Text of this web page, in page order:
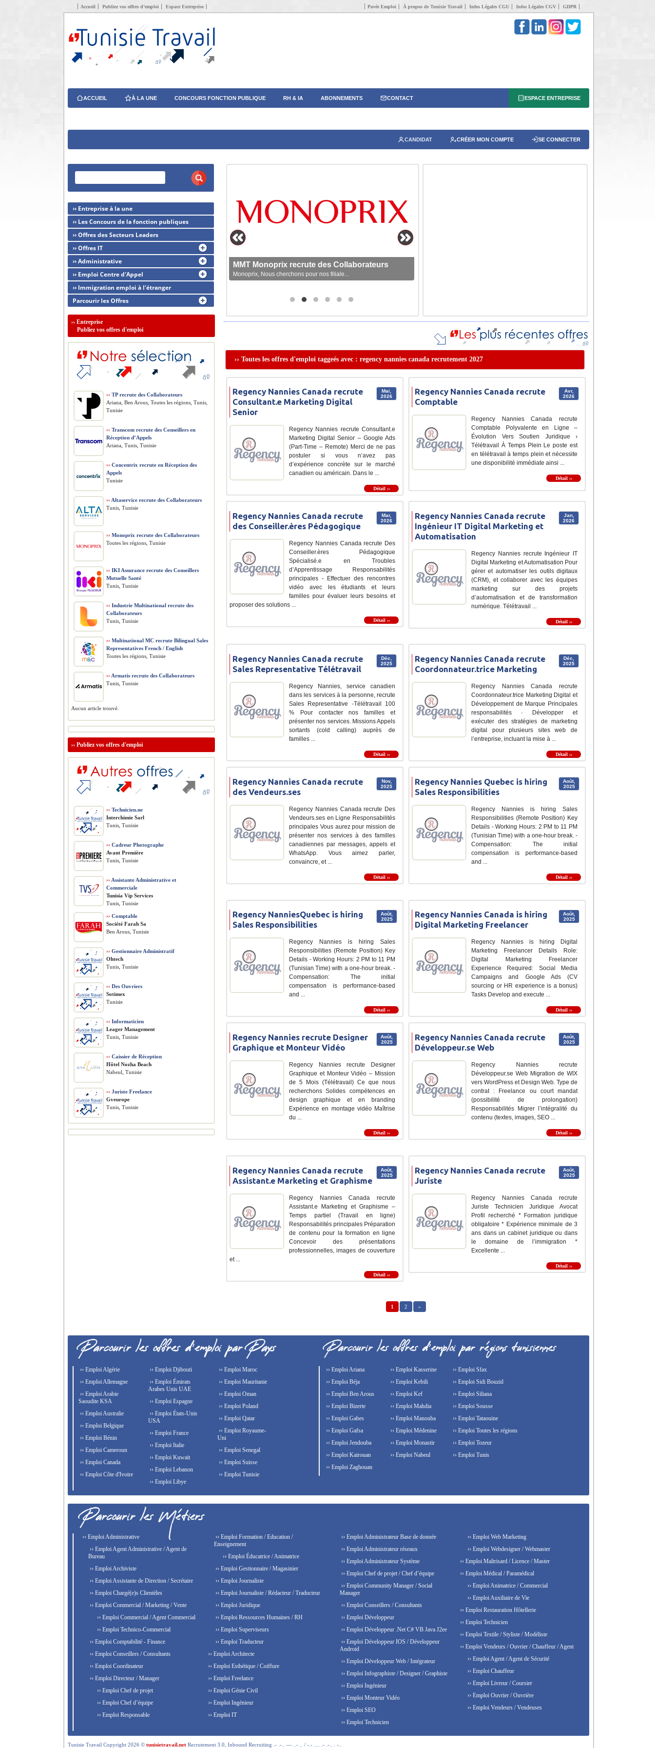
Accueil Publiez vos offres d’emploi Espace Entreprise Pavée Emploi À propos de Tunisie Travail Infos Légales CGU Infos Légales CGV GDPR
ACCUEIL À LA UNE CONCOURS FONCTION PUBLIQUE RH & IA ABONNEMENTS CONTACT ESPACE ENTREPRISE
CANDIDAT CRÉER MON COMPTE SE CONNECTER
MMT Monoprix recrute des Collaborateurs
Monoprix, Nous cherchons pour nos filiale...
›› Toutes les offres d'emploi taggeés avec : regency nannies canada recrutement 2027
Mai,
2026
Regency Nannies Canada recrute
Consultant.e Marketing Digital
Senior
Regency Nannies recrute Consultant.e
Marketing Digital Senior – Google Ads
(Part-Time – Remote) Merci de ne pas
postuler si vous n’avez pas
d’expérience concrète sur le marché
canadien ou américain. Dans le ...
Détail ››
Avr,
2026
Regency Nannies Canada recrute
Comptable
Regency Nannies Canada recrute
Comptable Polyvalente en Ligne –
Évolution Vers Soutien Juridique ›
Télétravail À Temps Plein Le poste est
en télétravail à temps plein et nécessite
une disponibilité immédiate ainsi ...
Détail ››
Mar,
2026
Regency Nannies Canada recrute
des Conseiller.ères Pédagogique
Regency Nannies Canada recrute Des
Conseiller.ères Pédagogique
Spécialisé.e en Troubles
d’Apprentissage Responsabilités
principales - Effectuer des rencontres
vidéo avec les étudiants et leurs
familles pour évaluer leurs besoins et
proposer des solutions ...
Détail ››
Jan,
2026
Regency Nannies Canada recrute
Ingénieur IT Digital Marketing et
Automatisation
Regency Nannies recrute Ingénieur IT
Digital Marketing et Automatisation Pour
gérer et automatiser les outils digitaux
(CRM), et collaborer avec les équipes
marketing sur des projets
d’automatisation et de transformation
numérique. Télétravail ...
Détail ››
Déc,
2025
Regency Nannies Canada recrute
Sales Representative Télétravail
Regency Nannies, service canadien
dans les services à la personne, recrute
Sales Representative -Télétravail 100
% Pour contacter nos familles et
présenter nos services. Missions Appels
sortants (cold calling) auprès de
familles ...
Détail ››
Déc,
2025
Regency Nannies Canada recrute
Coordonnateur.trice Marketing
Regency Nannies Canada recrute
Coordonnateur.trice Marketing Digital et
Développement de Marque Principales
responsabilités · Développer et
exécuter des stratégies de marketing
digital pour plusieurs sites web de
l’entreprise, incluant la mise à ...
Détail ››
Nov,
2025
Regency Nannies Canada recrute
des Vendeurs.ses
Regency Nannies Canada recrute Des
Vendeurs.ses en Ligne Responsabilités
principales Vous aurez pour mission de
présenter nos services à des familles
canadiennes par messages, appels et
WhatsApp. Vous aimez parler,
convaincre, et ...
Détail ››
Août,
2025
Regency Nannies Quebec is hiring
Sales Responsibilities
Regency Nannies is hiring Sales
Responsibilities (Remote Position) Key
Details - Working Hours: 2 PM to 11 PM
(Tunisian Time) with a one-hour break. -
Compensation: The initial
compensation is performance-based
and ...
Détail ››
Août,
2025
Regency NanniesQuebec is hiring
Sales Responsibilities
Regency Nannies is hiring Sales
Responsibilities (Remote Position) Key
Details - Working Hours: 2 PM to 11 PM
(Tunisian Time) with a one-hour break. -
Compensation: The initial
compensation is performance-based
and ...
Détail ››
Août,
2025
Regency Nannies Canada is hiring
Digital Marketing Freelancer
Regency Nannies is hiring Digital
Marketing Freelancer Details Role:
Digital Marketing Freelancer
Experience Required: Social Media
Campaigns and Google Ads (CV
sourcing or HR experience is a bonus)
Tasks Develop and execute ...
Détail ››
Août,
2025
Regency Nannies recrute Designer
Graphique et Monteur Vidéo
Regency Nannies recrute Designer
Graphique et Monteur Vidéo – Mission
de 5 Mois (Télétravail) Ce que nous
recherchons Solides compétences en
design graphique et en branding
Expérience en montage vidéo Maîtrise
du ...
Détail ››
Août,
2025
Regency Nannies Canada recrute
Développeur.se Web
Regency Nannies recrute
Développeur.se Web Migration de WIX
vers WordPress et Design Web. Type de
contrat : Freelance ou court mandat
(possibilité de prolongation)
Responsabilités Migrer l’intégralité du
contenu (textes, images, SEO ...
Détail ››
Août,
2025
Regency Nannies Canada recrute
Assistant.e Marketing et Graphisme
Regency Nannies Canada recrute
Assistant.e Marketing et Graphisme –
Temps partiel (Travail en ligne)
Responsabilités principales Préparation
de contenu pour la formation en ligne
Concevoir des présentations
professionnelles, images de couverture
et ...
Détail ››
Août,
2025
Regency Nannies Canada recrute
Juriste
Regency Nannies Canada recrute
Juriste Technicien Juridique Avocat
Profil recherché * Formation juridique
obligatoire * Expérience minimale de 3
ans dans un cabinet juridique ou dans
le domaine de l’immigration *
Excellente ...
Détail ››
1 2 »
›› Entreprise à la une
›› Les Concours de la fonction publiques
›› Offres des Secteurs Leaders
›› Offres IT
›› Administrative
›› Emploi Centre d'Appel
›› Immigration emploi à l'étranger
Parcourir les Offres
›› Entreprise
Publiez vos offres d'emploi
›› TP recrute des Collaborateurs
Ariana, Ben Arous, Toutes les régions, Tunis,
Tunisie
›› Transcom recrute des Conseillers en
Réception d’Appels
Ariana, Tunis, Tunisie
›› Concentrix recrute en Réception des
Appels
Tunisie
›› Altaservice recrute des Collaborateurs
Tunis, Tunisie
›› Monoprix recrute des Collaborateurs
Toutes les régions, Tunisie
›› IKI Assurance recrute des Conseillers
Mutuelle Santé
Tunis, Tunisie
›› Industrie Multinational recrute des
Collaborateurs
Tunis, Tunisie
›› Multinational MC recrute Bilingual Sales
Representatives French / English
Toutes les régions, Tunisie
›› Armatis recrute des Collaborateurs
Tunis, Tunisie
Aucun article trouvé.
›› Publiez vos offres d'emploi
›› Technicien.ne
Interchimie Sarl
Tunis, Tunisie
›› Cadreur Photographe
Avant Première
Tunis, Tunisie
›› Assistante Administrative et
Commerciale
Tunisia Vip Services
Tunis, Tunisie
›› Comptable
Société Farah Sa
Ben Arous, Tunisie
›› Gestionnaire Administratif
Ohtech
Tunis, Tunisie
›› Des Ouvriers
Sotimex
Tunisie
›› Informaticien
Leager Management
Tunis, Tunisie
›› Caissier de Réception
Hôtel Nozha Beach
Nabeul, Tunisie
›› Juriste Freelance
Gveurope
Tunis, Tunisie
›› Emploi Algérie
›› Emploi Allemagne
›› Emploi Arabie
Saoudite KSA
›› Emploi Australie
›› Emploi Belgique
›› Emploi Bénin
›› Emploi Cameroun
›› Emploi Canada
›› Emploi Côte d'Ivoire
›› Emploi Djibouti
›› Emploi Émirats
Arabes Unis UAE
›› Emploi Espagne
›› Emploi États-Unis
USA
›› Emploi France
›› Emploi Italie
›› Emploi Kuwait
›› Emploi Lebanon
›› Emploi Libye
›› Emploi Maroc
›› Emploi Mauritanie
›› Emploi Oman
›› Emploi Poland
›› Emploi Qatar
›› Emploi Royaume-
Uni
›› Emploi Senegal
›› Emploi Suisse
›› Emploi Tunisie
›› Emploi Ariana
›› Emploi Béja
›› Emploi Ben Arous
›› Emploi Bizerte
›› Emploi Gabes
›› Emploi Gafsa
›› Emploi Jendouba
›› Emploi Kairouan
›› Emploi Kasserine
›› Emploi Kebili
›› Emploi Kef
›› Emploi Mahdia
›› Emploi Manouba
›› Emploi Médenine
›› Emploi Monastir
›› Emploi Nabeul
›› Emploi Sfax
›› Emploi Sidi Bouzid
›› Emploi Siliana
›› Emploi Sousse
›› Emploi Tataouine
›› Emploi Toutes les régions
›› Emploi Tozeur
›› Emploi Tunis
›› Emploi Zaghouan
›› Emploi Administrative
›› Emploi Agent Administrative / Agent de
Bureau
›› Emploi Archiviste
›› Emploi Assistante de Direction / Secrétaire
›› Emploi Chargé(e)s Clientèles
›› Emploi Commercial / Marketing / Vente
›› Emploi Commercial / Agent Commercial
›› Emploi Technico-Commercial
›› Emploi Comptabilité - Finance
›› Emploi Conseillers / Consultants
›› Emploi Coordinateur
›› Emploi Directeur / Manager
›› Emploi Chef de projet
›› Emploi Chef d’équipe
›› Emploi Responsable
›› Emploi Formation / Education /
Enseignement
›› Emploi Éducatrice / Animatrice
›› Emploi Gestionnaire / Magasinier
›› Emploi Journaliste
›› Emploi Journaliste / Rédacteur / Traducteur
›› Emploi Juridique
›› Emploi Ressources Humaines / RH
›› Emploi Superviseurs
›› Emploi Traducteur
›› Emploi Architecte
›› Emploi Esthétique / Coiffure
›› Emploi Freelance
›› Emploi Génie Civil
›› Emploi Ingénieur
›› Emploi IT
›› Emploi Administrateur Base de donnée
›› Emploi Administrateur réseaux
›› Emploi Administrateur Système
›› Emploi Chef de projet / Chef d’équipe
›› Emploi Community Manager / Social
Manager
›› Emploi Conseillers / Consultants
›› Emploi Développeur
›› Emploi Développeur .Net C# VB Java J2ee
›› Emploi Développeur IOS / Développeur
Android
›› Emploi Développeur Web / Intégrateur
›› Emploi Infographiste / Designer / Graphiste
›› Emploi Ingénieur
›› Emploi Monteur Vidéo
›› Emploi SEO
›› Emploi Technicien
›› Emploi Web Marketing
›› Emploi Webdesigner / Webmaster
›› Emploi Maîtrisard / Licence / Master
›› Emploi Médical / Paramédical
›› Emploi Animatrice / Commercial
›› Emploi Auxiliaire de Vie
›› Emploi Restauration Hôtellerie
›› Emploi Technicien
›› Emploi Textile / Styliste / Modéliste
›› Emploi Vendeurs / Ouvrier / Chauffeur / Agent
›› Emploi Agent / Agent de Sécurité
›› Emploi Chauffeur
›› Emploi Livreur / Coursier
›› Emploi Ouvrier / Ouvrière
›› Emploi Vendeurs / Vendeuses
Tunisie Travail Copyright 2026 © tunisietravail.net Recrutement 3.0, Inbound Recruiting .- .-.. --- ..- .. / -.- .... .- .-.. . -..